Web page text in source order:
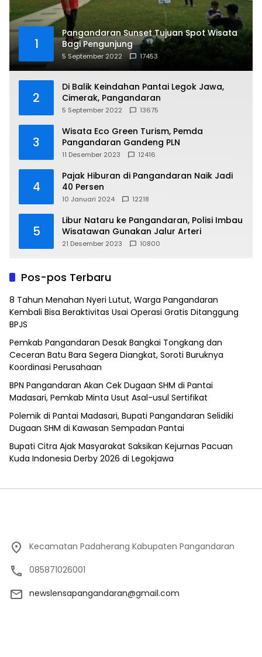
1
Pangandaran Sunset Tujuan Spot Wisata
Bagi Pengunjung
5 September 2022 17453
2
Di Balik Keindahan Pantai Legok Jawa,
Cimerak, Pangandaran
5 September 2022 13675
3
Wisata Eco Green Turism, Pemda
Pangandaran Gandeng PLN
11 Desember 2023 12416
4
Pajak Hiburan di Pangandaran Naik Jadi
40 Persen
10 Januari 2024 12218
5
Libur Nataru ke Pangandaran, Polisi Imbau
Wisatawan Gunakan Jalur Arteri
21 Desember 2023 10800
Pos-pos Terbaru
8 Tahun Menahan Nyeri Lutut, Warga Pangandaran
Kembali Bisa Beraktivitas Usai Operasi Gratis Ditanggung
BPJS
Pemkab Pangandaran Desak Bangkai Tongkang dan
Ceceran Batu Bara Segera Diangkat, Soroti Buruknya
Koordinasi Perusahaan
BPN Pangandaran Akan Cek Dugaan SHM di Pantai
Madasari, Pemkab Minta Usut Asal-usul Sertifikat
Polemik di Pantai Madasari, Bupati Pangandaran Selidiki
Dugaan SHM di Kawasan Sempadan Pantai
Bupati Citra Ajak Masyarakat Saksikan Kejurnas Pacuan
Kuda Indonesia Derby 2026 di Legokjawa
Kecamatan Padaherang Kabupaten Pangandaran
085871026001
newslensapangandaran@gmail.com